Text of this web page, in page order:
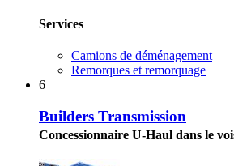
Services
Camions de déménagement
Remorques et remorquage
6
Builders Transmission
Concessionnaire U-Haul dans le